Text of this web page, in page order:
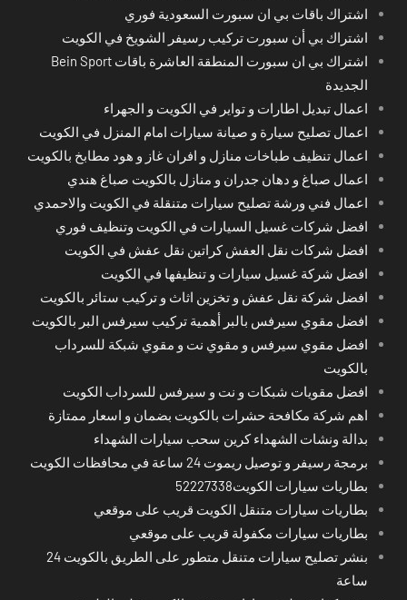
اشتراك باقات بي ان سبورت السعودية فوري
اشتراك بي أن سبورت تركيب رسيفر الشويخ في الكويت
اشتراك بي ان سبورت المنطقة العاشرة باقات Bein Sport
الجديدة
اعمال تبديل اطارات و تواير في الكويت و الجهراء
اعمال تصليح سيارة و صيانة سيارات امام المنزل في الكويت
اعمال تنظيف طباخات منازل و افران غاز و هود مطابخ بالكويت
اعمال صباغ و دهان جدران و منازل بالكويت صباغ هندي
اعمال فني ورشة تصليح سيارات متنقلة في الكويت والاحمدي
افضل شركات غسيل السيارات في الكويت وتنظيف فوري
افضل شركات نقل العفش كراتين نقل عفش في الكويت
افضل شركة غسيل سيارات و تنظيفها في الكويت
افضل شركة نقل عفش و تخزين اثاث و تركيب ستائر بالكويت
افضل مقوي سيرفس بالبر أهمية تركيب سيرفس البر بالكويت
افضل مقوي سيرفس و مقوي نت و مقوي شبكة للسرداب
بالكويت
افضل مقويات شبكات و نت و سيرفس للسرداب الكويت
اهم شركة مكافحة حشرات بالكويت بضمان و اسعار ممتازة
بدالة ونشات الشهداء كرين سحب سيارات الشهداء
برمجة رسيفر و توصيل ريموت 24 ساعة في محافظات الكويت
بطاريات سيارات الكويت52227338
بطاريات سيارات متنقل الكويت قريب على موقعي
بطاريات سيارات مكفولة قريب على موقعي
بنشر تصليح سيارات متنقل متطور على الطريق بالكويت 24
ساعة